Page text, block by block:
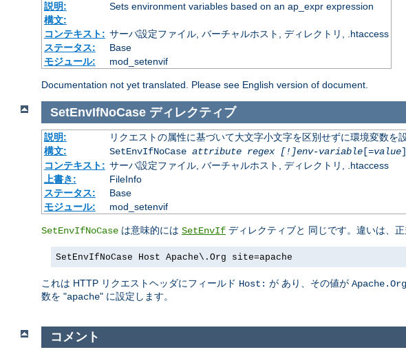
説明:
Sets environment variables based on an ap_expr expression
構文:
コンテキスト: サーバ設定ファイル, バーチャルホスト, ディレクトリ, .htaccess
ステータス:
Base
モジュール:
mod_setenvif
Documentation not yet translated. Please see English version of document.
SetEnvIfNoCase ディレクティブ
説明:
リクエストの属性に基づいて大文字小文字を区別せずに環境変数を
構文:
SetEnvIfNoCase attribute regex [!]env-variable[=value
コンテキスト: サーバ設定ファイル, バーチャルホスト, ディレクトリ, .htaccess
上書き:
FileInfo
ステータス:
Base
モジュール:
mod_setenvif
SetEnvIfNoCase は意味的には SetEnvIf ディレクティブと 同じです。違いは、
SetEnvIfNoCase Host Apache\.Org site=apache
これは HTTP リクエストヘッダにフィールド Host: が あり、その値が Apache.Org
数を "apache" に設定します。
コメント